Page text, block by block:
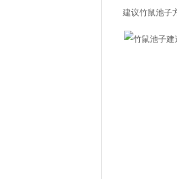
建议竹鼠池子